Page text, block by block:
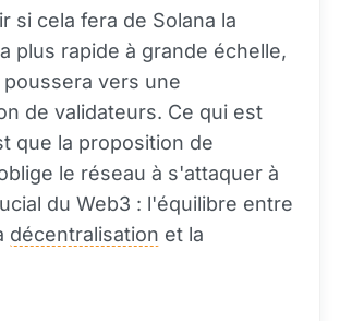
si cela fera de Solana la
plus rapide à grande échelle,
poussera vers une
de validateurs. Ce qui est
que la proposition de
le réseau à s'attaquer à
du Web3 : l'équilibre entre
décentralisation et la